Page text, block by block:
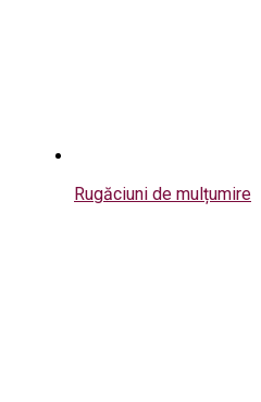
Rugăciuni de mulțumire